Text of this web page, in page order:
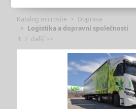
Katalog microsite
Doprava
Logistika a dopravní společnosti
1 2 další >>